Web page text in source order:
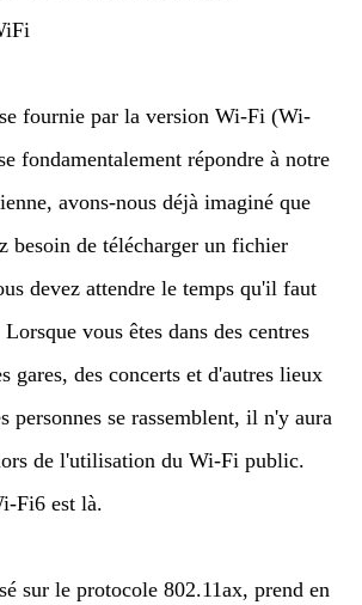
fournie par la version Wi-Fi (Wi-
fondamentalement répondre à notre
avons-nous déjà imaginé que
besoin de télécharger un fichier
devez attendre le temps qu'il faut
vous êtes dans des centres
gares, des concerts et d'autres lieux
personnes se rassemblent, il n'y aura
de l'utilisation du Wi-Fi public.
Fi6 est là.
sur le protocole 802.11ax, prend en